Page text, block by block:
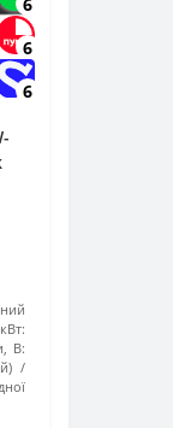
6
6
В: